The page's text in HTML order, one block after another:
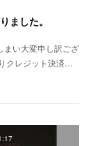
ました。
まい大変申し訳ござ
クレジット決済…